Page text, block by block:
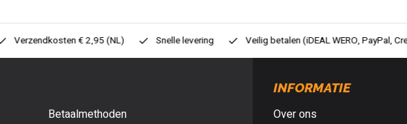
Snelle levering Veilig betalen (iDEAL WERO, PayPal, Credit card of Achteraf betalen)
Betaalmethoden
INFORMATIE
Over ons